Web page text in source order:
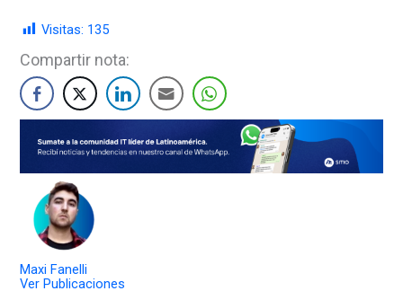
Visitas: 135
Compartir nota:
Maxi Fanelli
Ver Publicaciones